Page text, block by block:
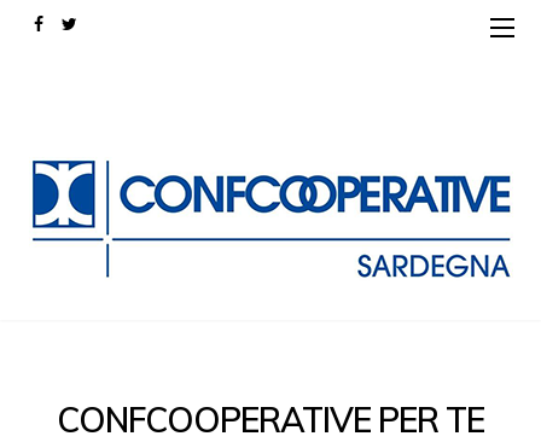
CONFCOOPERATIVE PER TE